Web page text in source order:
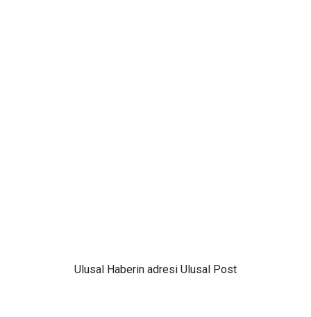
Ulusal Haberin adresi Ulusal Post